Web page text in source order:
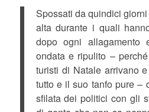
Spossati da quindici
alta durante i quali
dopo ogni allagamento
ondata e ripulito –
turisti di Natale arrivano
tutto e il suo tanfo pure –
sfilata dei politici con gli